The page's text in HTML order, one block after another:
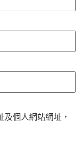
個人網站網址，